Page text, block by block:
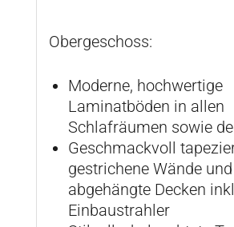
Obergeschoss:
Moderne, hochwertige
Laminatböden in allen
Schlafräumen sowie
Geschmackvoll
gestrichene Wände und
abgehängte Decken
Einbaustrahler